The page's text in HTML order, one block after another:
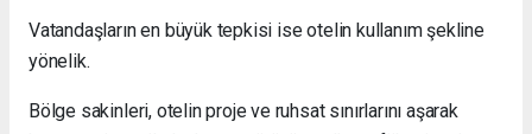
Vatandaşların en büyük tepkisi ise otelin kullanım şekline
yönelik.
Bölge sakinleri, otelin proje ve ruhsat sınırlarını aşarak